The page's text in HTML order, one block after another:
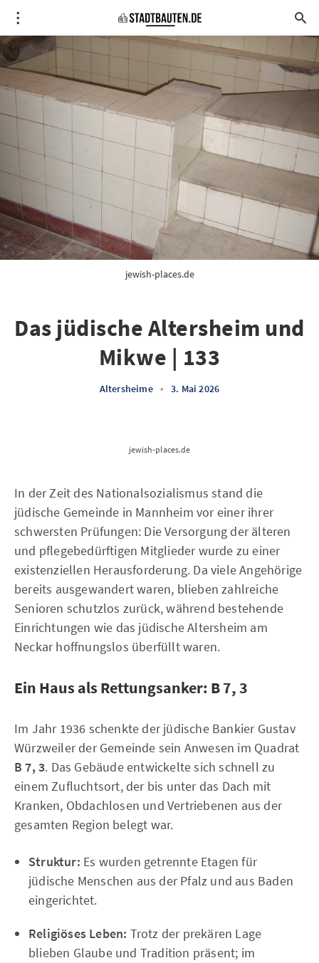
jewish-places.de
Das jüdische Altersheim und
Mikwe | 133
Altersheime • 3. Mai 2026
jewish-places.de
In der Zeit des Nationalsozialismus stand die
jüdische Gemeinde in Mannheim vor einer ihrer
schwersten Prüfungen: Die Versorgung der älteren
und pflegebedürftigen Mitglieder wurde zu einer
existenziellen Herausforderung. Da viele Angehörige
bereits ausgewandert waren, blieben zahlreiche
Senioren schutzlos zurück, während bestehende
Einrichtungen wie das jüdische Altersheim am
Neckar hoffnungslos überfüllt waren.
Ein Haus als Rettungsanker: B 7, 3
Im Jahr 1936 schenkte der jüdische Bankier Gustav
Würzweiler der Gemeinde sein Anwesen im Quadrat
B 7, 3. Das Gebäude entwickelte sich schnell zu
einem Zufluchtsort, der bis unter das Dach mit
Kranken, Obdachlosen und Vertriebenen aus der
gesamten Region belegt war.
Struktur: Es wurden getrennte Etagen für
jüdische Menschen aus der Pfalz und aus Baden
eingerichtet.
Religiöses Leben: Trotz der prekären Lage
blieben Glaube und Tradition präsent; im